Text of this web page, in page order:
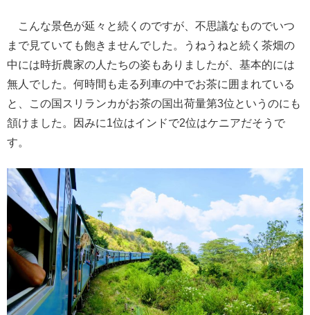
こんな景色が延々と続くのですが、不思議なものでいつ
まで見ていても飽きませんでした。うねうねと続く茶畑の
中には時折農家の人たちの姿もありましたが、基本的には
無人でした。何時間も走る列車の中でお茶に囲まれている
と、この国スリランカがお茶の国出荷量第3位というのにも
頷けました。因みに1位はインドで2位はケニアだそうで
す。